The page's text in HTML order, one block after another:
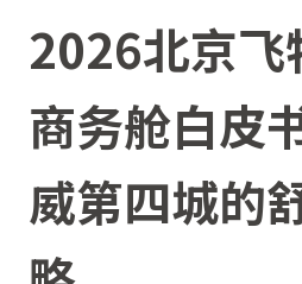
2026北京飞
商务舱白皮
威第四城的